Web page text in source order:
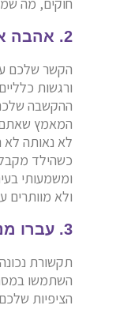
2. אהבה אינה נמדדת לפי נזיפה אחת
הקשר שלכם
ורגשות
ההקשבה
המאמץ שאתם
לא נאותה לא
כשהילד
ומשמעותי
ולא מוותרים
3. עברו מנזיפה לתקשורת רגישה
תקשורת
השתמשו
הציפיות